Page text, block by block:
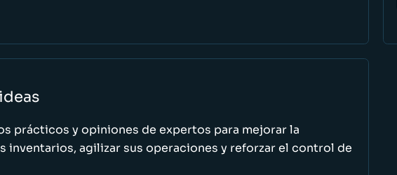
prácticos y opiniones de expertos para mejorar la
inventarios, agilizar sus operaciones y reforzar el control de